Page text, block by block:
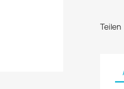
Teilen